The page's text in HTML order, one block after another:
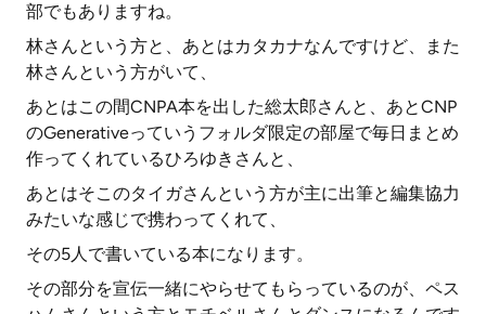
部でもありますね。
林さんという方と、あとはカタカナなんですけど、また
林さんという方がいて、
あとはこの間CNPA本を出した総太郎さんと、あとCNP
のGenerativeっていうフォルダ限定の部屋で毎日まとめ
作ってくれているひろゆきさんと、
あとはそこのタイガさんという方が主に出筆と編集協力
みたいな感じで携わってくれて、
その5人で書いている本になります。
その部分を宣伝一緒にやらせてもらっているのが、ペス